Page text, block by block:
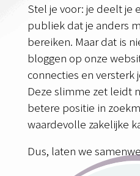
Stel je voor: je deelt je
publiek dat je anders
bereiken. Maar dat is
bloggen op onze
connecties en versterk
Deze slimme zet leidt
betere positie in
waardevolle zakelijke
Dus, laten we